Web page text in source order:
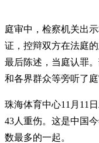
庭审中，检察机关出
证，控辩双方在法庭
最后陈述，当庭认罪
和各界群众等旁听了庭
珠海体育中心11月11
43人重伤。这是中国
数最多的一起。